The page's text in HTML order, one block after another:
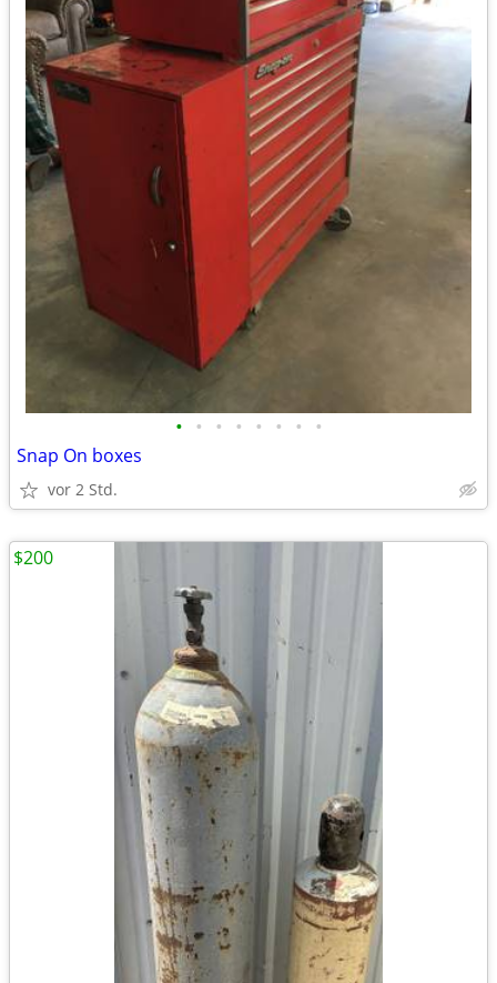
• • • • • • • •
Snap On boxes
vor 2 Std.
$200